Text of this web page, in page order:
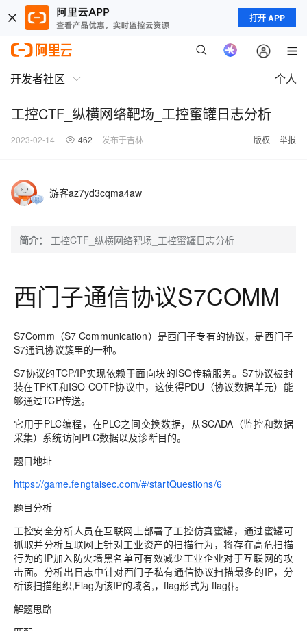
打开 APP
开发者社区 个人
工控CTF_纵横网络靶场_工控蜜罐日志分析
2023-02-14 462 发布于吉林 版权 举报
游客az7yd3cqma4aw
简介： 工控CTF_纵横网络靶场_工控蜜罐日志分析
西门子通信协议S7COMM
S7Comm（S7 Communication）是西门子专有的协议，是西门子
S7通讯协议簇里的一种。
S7协议的TCP/IP实现依赖于面向块的ISO传输服务。S7协议被封
装在TPKT和ISO-COTP协议中，这使得PDU（协议数据单元）能
够通过TCP传送。
它用于PLC编程，在PLC之间交换数据，从SCADA（监控和数据
采集）系统访问PLC数据以及诊断目的。
题目地址
https://game.fengtaisec.com/#/startQuestions/6
题目分析
工控安全分析人员在互联网上部署了工控仿真蜜罐，通过蜜罐可
抓取并分析互联网上针对工业资产的扫描行为，将存在高危扫描
行为的IP加入防火墙黑名单可有效减少工业企业对于互联网的攻
击面。分析出日志中针对西门子私有通信协议扫描最多的IP，分
析该扫描组织,Flag为该IP的域名,，flag形式为 flag{}。
解题思路